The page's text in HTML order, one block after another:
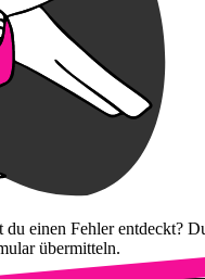
du einen Fehler entdeckt?
übermitteln.